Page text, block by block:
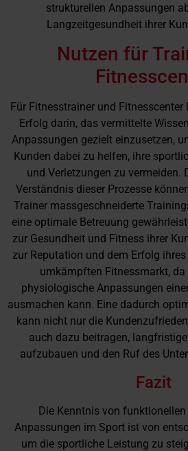
strukturellen Anpassungen
Langzeitgesundheit ihrer
Nutzen für
Für Fitnesstrainer und
Erfolg darin, das vermittelte
Anpassungen gezielt einzusetzen,
Kunden dabei zu helfen, ihre
und Verletzungen zu vermeiden.
Verständnis dieser Prozesse
Trainer massgeschneiderte
eine optimale Betreuung
zur Gesundheit und Fitness ihrer
zur Reputation und dem Erfolg
umkämpften Fitnessmarkt, da
physiologische Anpassungen
ausmachen kann. Eine dadurch
kann nicht nur die
auch dazu beitragen,
aufzubauen und den Ruf des
Fazit
Die Kenntnis von
Anpassungen im Sport ist von
um die sportliche Leistung zu